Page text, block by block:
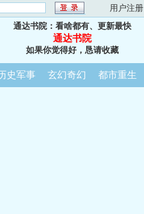
用户注册
通达书院：看啥都有、更新最快
通达书院
如果你觉得好，恳请收藏
史军事 玄幻奇幻 都市重生